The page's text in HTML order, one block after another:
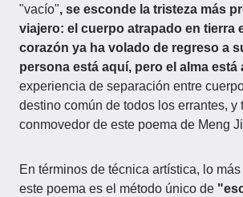
"vacío", se esconde la tristeza más
viajero: el cuerpo atrapado en tierra
corazón ya ha volado de regreso a
persona está aquí, pero el alma está
experiencia de separación entre
destino común de todos los errantes, y
conmovedor de este poema de Meng
En términos de técnica artística, lo
este poema es el método único de